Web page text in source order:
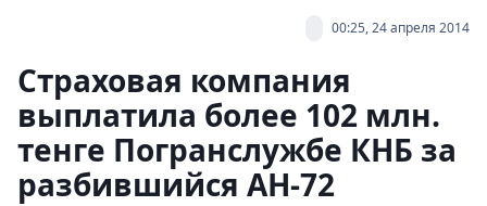
00:25, 24 апреля 2014
Страховая компания
выплатила более 102 млн.
тенге Погранслужбе КНБ за
разбившийся АН-72